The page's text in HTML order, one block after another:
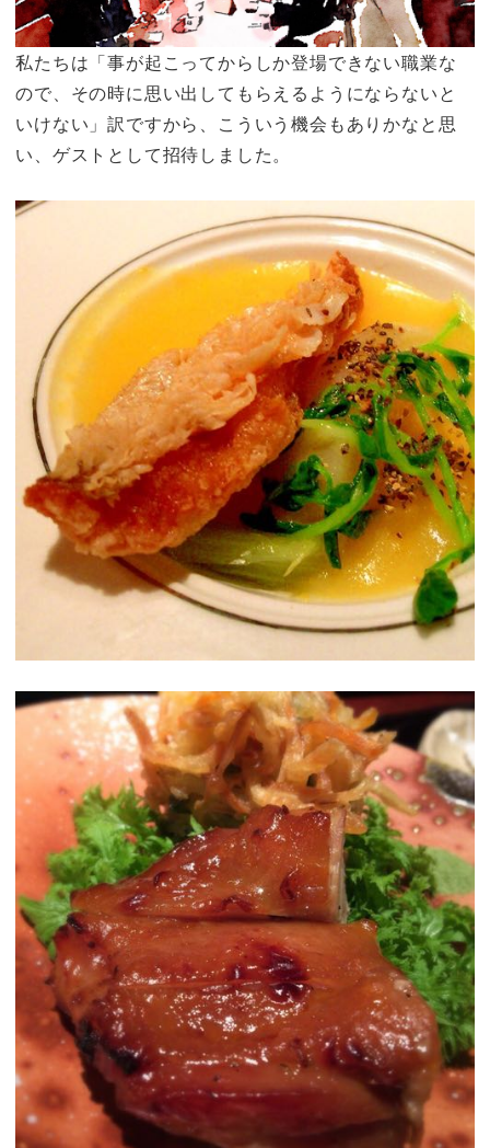
私たちは 「事が起こってからしか登場できない職業な
ので、その時に思い出してもらえるようにならないと
いけない」訳ですから、こういう機会もありかなと思
い、ゲストとして招待しました。